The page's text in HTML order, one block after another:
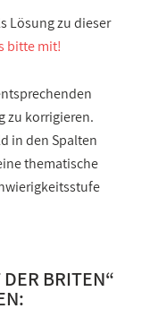
Lösung zu dieser
bitte mit!
zu korrigieren.
in den Spalten
thematische
DER BRITEN“